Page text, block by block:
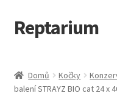
Přeskočit
na
Přejít
k
webu
Reptarium
Košík
Domů Kočky
balení STRAYZ BIO cat 24